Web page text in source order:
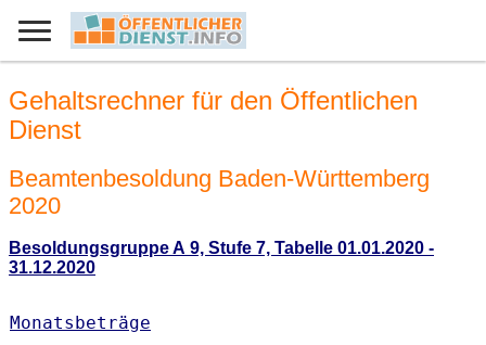
Gehaltsrechner für den Öffentlichen
Dienst
Beamtenbesoldung Baden-Württemberg
2020
Besoldungsgruppe A 9, Stufe 7, Tabelle 01.01.2020 -
31.12.2020
Monatsbeträge